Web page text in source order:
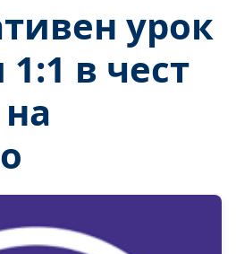
урок
в чест